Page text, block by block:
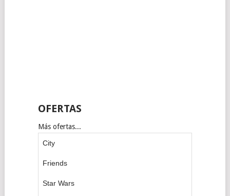
OFERTAS
Más ofertas...
City
Friends
Star Wars